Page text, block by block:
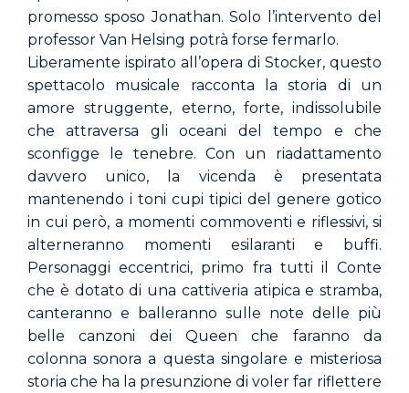
promesso sposo Jonathan. Solo l’intervento del
professor Van Helsing potrà forse fermarlo.
Liberamente ispirato all’opera di Stocker, questo
spettacolo musicale racconta la storia di un
amore struggente, eterno, forte, indissolubile
che attraversa gli oceani del tempo e che
sconfigge le tenebre. Con un riadattamento
davvero unico, la vicenda è presentata
mantenendo i toni cupi tipici del genere gotico
in cui però, a momenti commoventi e riflessivi, si
alterneranno momenti esilaranti e buffi.
Personaggi eccentrici, primo fra tutti il Conte
che è dotato di una cattiveria atipica e stramba,
canteranno e balleranno sulle note delle più
belle canzoni dei Queen che faranno da
colonna sonora a questa singolare e misteriosa
storia che ha la presunzione di voler far riflettere